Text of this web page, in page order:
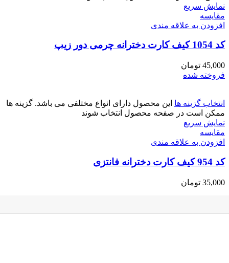
نمایش سریع
مقايسه
افزودن به علاقه مندی
کد 1054 کیف کارت دخترانه چرمی دور زیپ
45,000 تومان
فروخته شده
انتخاب گزینه ها این محصول دارای انواع مختلفی می باشد. گزینه ها
ممکن است در صفحه محصول انتخاب شوند
نمایش سریع
مقايسه
افزودن به علاقه مندی
کد 954 کیف کارت دخترانه فانتزی
35,000 تومان